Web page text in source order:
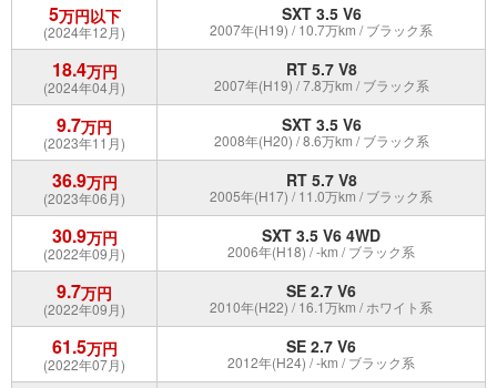
5万円以下
(2024年12月)
SXT 3.5 V6
2007年(H19) / 10.7万km / ブラック系
18.4万円
(2024年04月)
RT 5.7 V8
2007年(H19) / 7.8万km / ブラック系
9.7万円
(2023年11月)
SXT 3.5 V6
2008年(H20) / 8.6万km / ブラック系
36.9万円
(2023年06月)
RT 5.7 V8
2005年(H17) / 11.0万km / ブラック系
30.9万円
(2022年09月)
SXT 3.5 V6 4WD
2006年(H18) / -km / ブラック系
9.7万円
(2022年09月)
SE 2.7 V6
2010年(H22) / 16.1万km / ホワイト系
61.5万円
(2022年07月)
SE 2.7 V6
2012年(H24) / -km / ブラック系